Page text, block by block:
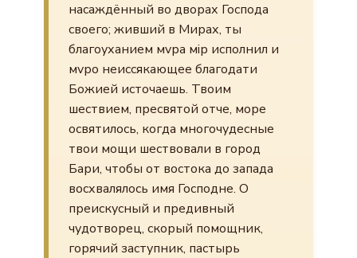
насаждённый во дворах Господа
своего; живший в Мирах, ты
благоуханием мvра мiр исполнил и
мvро неиссякающее благодати
Божией источаешь. Твоим
шествием, пресвятой отче, море
освятилось, когда многочудесные
твои мощи шествовали в город
Бари, чтобы от востока до запада
восхвалялось имя Господне. О
преискусный и предивный
чудотворец, скорый помощник,
горячий заступник, пастырь